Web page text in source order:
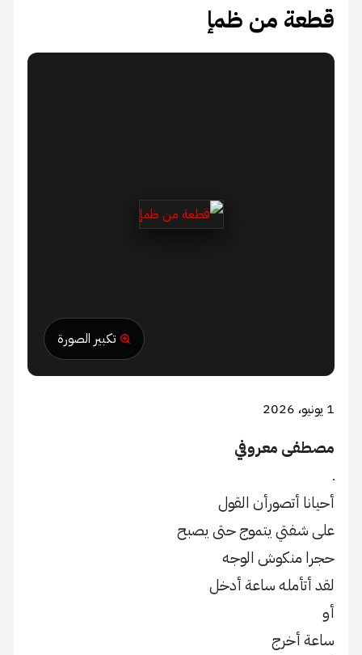
قطعة من ظمإ
تكبير الصورة
1 يونيو، 2026
مصطفى معروفي
ـ
أحيانا أتصورأن القول
على شفتي يتموج حتى يصبح
حجرا منكوش الوجه
لقد أتأمله ساعة أدخل
أو
ساعة أخرج